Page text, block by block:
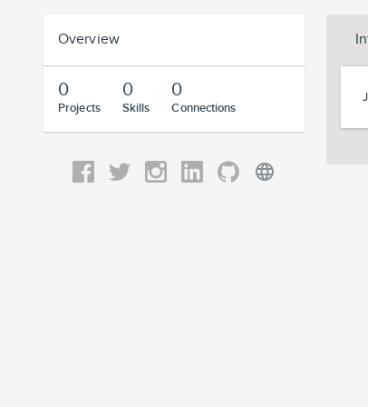
Overview
0
Projects
0
Skills
0
Connections
language